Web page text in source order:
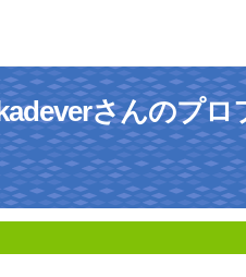
さんのプロ